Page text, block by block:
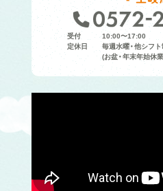
受付
10:00〜17:00
定休日
毎週水曜・他シフ
(お盆・年末年始休